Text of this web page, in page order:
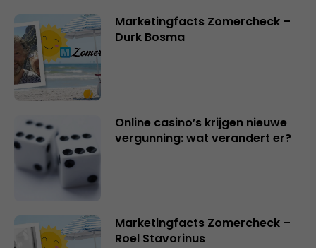
Marketingfacts Zomercheck –
Durk Bosma
Online casino’s krijgen nieuwe
vergunning: wat verandert er?
Marketingfacts Zomercheck –
Roel Stavorinus